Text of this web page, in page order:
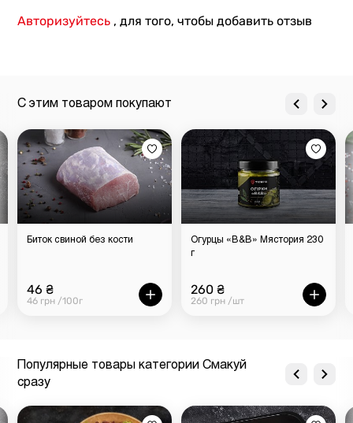
лишнего ожидания на его приготовление. Оформить
Авторизуйтесь , для того, чтобы добавить отзыв
С этим товаром покупают
Биток свиной без кости
46 ₴
46 грн /100г
Огурцы «В&B» Мястория 230
г
260 ₴
260 грн /шт
Популярные товары категории Смакуй
сразу